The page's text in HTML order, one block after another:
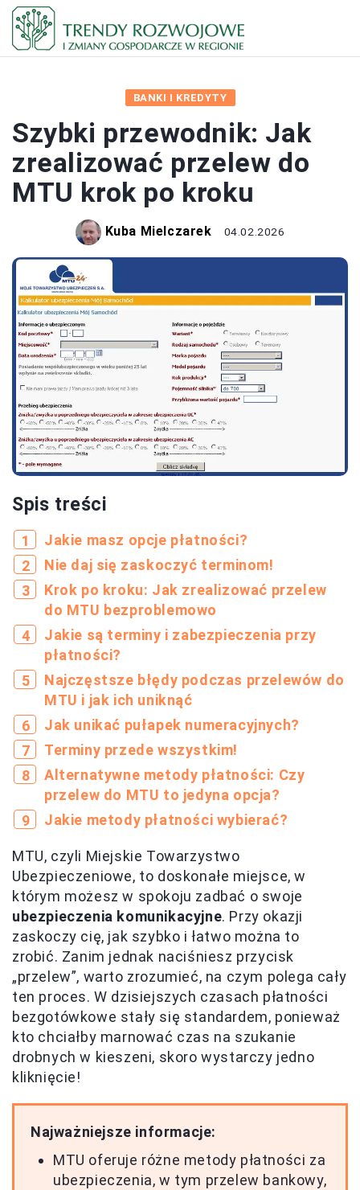
BANKI I KREDYTY
Szybki przewodnik: Jak
zrealizować przelew do
MTU krok po kroku
Kuba Mielczarek 04.02.2026
Spis treści
Jakie masz opcje płatności?
Nie daj się zaskoczyć terminom!
Krok po kroku: Jak zrealizować przelew
do MTU bezproblemowo
Jakie są terminy i zabezpieczenia przy
płatności?
Najczęstsze błędy podczas przelewów do
MTU i jak ich uniknąć
Jak unikać pułapek numeracyjnych?
Terminy przede wszystkim!
Alternatywne metody płatności: Czy
przelew do MTU to jedyna opcja?
Jakie metody płatności wybierać?
MTU, czyli Miejskie Towarzystwo
Ubezpieczeniowe, to doskonałe miejsce, w
którym możesz w spokoju zadbać o swoje
ubezpieczenia komunikacyjne. Przy okazji
zaskoczy cię, jak szybko i łatwo można to
zrobić. Zanim jednak naciśniesz przycisk
„przelew”, warto zrozumieć, na czym polega cały
ten proces. W dzisiejszych czasach płatności
bezgotówkowe stały się standardem, ponieważ
kto chciałby marnować czas na szukanie
drobnych w kieszeni, skoro wystarczy jedno
kliknięcie!
Najważniejsze informacje:
MTU oferuje różne metody płatności za
ubezpieczenia, w tym przelew bankowy,